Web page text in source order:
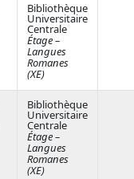
Bibliothèque
Universitaire
Centrale
Étage –
Langues
Romanes
(XE)
Bibliothèque
Universitaire
Centrale
Étage –
Langues
Romanes
(XE)